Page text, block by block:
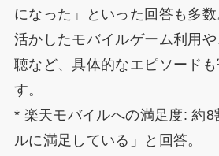
になった」といった回答も多
活かしたモバイルゲーム利用
聴など、具体的なエピソード
す。
* 楽天モバイルへの満足度: 約8
ルに満足している」と回答。